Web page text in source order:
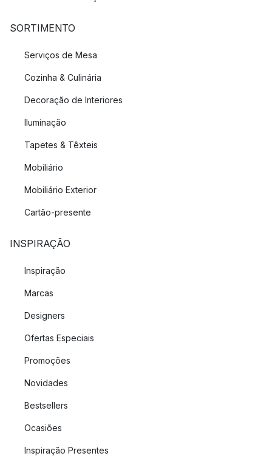
SORTIMENTO
Serviços de Mesa
Cozinha & Culinária
Decoração de Interiores
Iluminação
Tapetes & Têxteis
Mobiliário
Mobiliário Exterior
Cartão-presente
INSPIRAÇÃO
Inspiração
Marcas
Designers
Ofertas Especiais
Promoções
Novidades
Bestsellers
Ocasiões
Inspiração Presentes